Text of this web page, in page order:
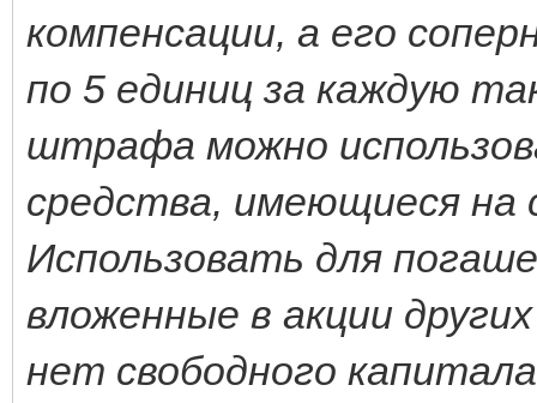
компенсации, а его
по 5 единиц за каждую
штрафа можно
средства, имеющиеся на
Использовать для
вложенные в акции
нет свободного